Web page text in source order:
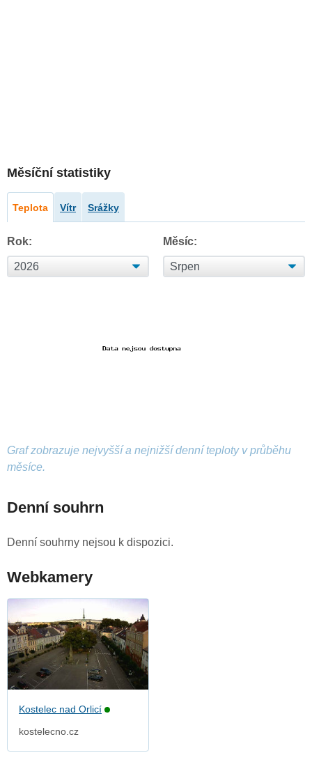
Měsíční statistiky
Teplota Vítr Srážky
Rok: Měsíc:
Graf zobrazuje nejvyšší a nejnižší denní teploty v průběhu
měsíce.
Denní souhrn
Denní souhrny nejsou k dispozici.
Webkamery
Kostelec nad Orlicí
kostelecno.cz